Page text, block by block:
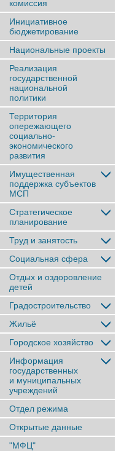
комиссия
Инициативное
бюджетирование
Национальные проекты
Реализация
государственной
национальной
политики
Территория
опережающего
социально-
экономического
развития
Имущественная
поддержка субъектов
МСП
Стратегическое
планирование
Труд и занятость
Социальная сфера
Отдых и оздоровление
детей
Градостроительство
Жильё
Городское хозяйство
Информация
государственных
и муниципальных
учреждений
Отдел режима
Открытые данные
"МФЦ"